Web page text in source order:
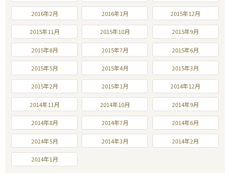
2016年2月 2016年1月 2015年12月
2015年11月 2015年10月 2015年9月
2015年8月 2015年7月 2015年6月
2015年5月 2015年4月 2015年3月
2015年2月 2015年1月 2014年12月
2014年11月 2014年10月 2014年9月
2014年8月 2014年7月 2014年6月
2014年5月 2014年3月 2014年2月
2014年1月